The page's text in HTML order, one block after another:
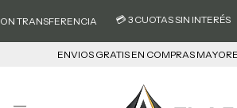
💳 3 CUOTAS SIN INTERÉS 🚚
ENVIOS GRATIS EN COMPRAS